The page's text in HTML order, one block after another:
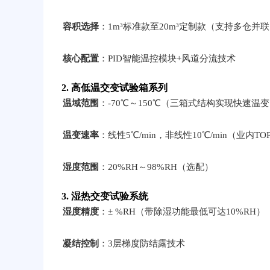
容积选择 ：1m³标准款至20m³定制款（支持多仓并联
核心配置 ：PID智能温控模块+风道分流技术
2. 高低温交变试验箱系列
温域范围 ：-70℃～150℃（三箱式结构实现快速温变
温变速率 ：线性5℃/min，非线性10℃/min（业内TOP
湿度范围 ：20%RH～98%RH（选配）
3. 湿热交变试验系统
湿度精度 ：± %RH（带除湿功能最低可达10%RH）
凝结控制 ：3层梯度防结露技术